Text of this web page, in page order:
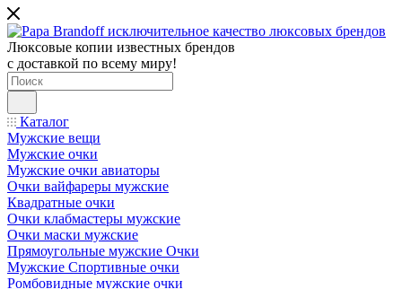
Люксовые копии известных брендов
с доставкой по всему миру!
Каталог
Мужские вещи
Мужские очки
Мужские очки авиаторы
Очки вайфареры мужские
Квадратные очки
Очки клабмастеры мужские
Очки маски мужские
Прямоугольные мужские Очки
Мужские Спортивные очки
Ромбовидные мужские очки